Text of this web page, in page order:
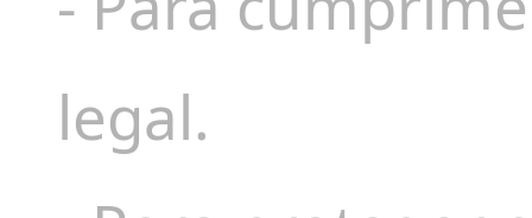
legal.